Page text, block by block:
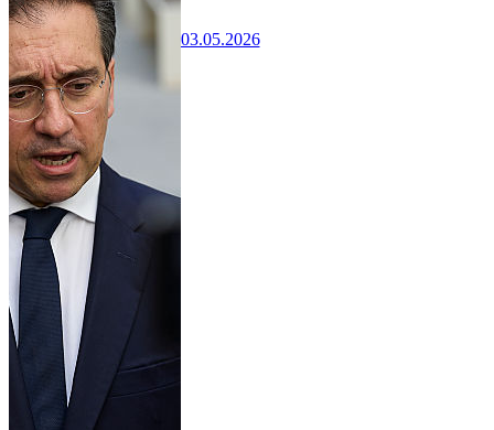
03.05.2026